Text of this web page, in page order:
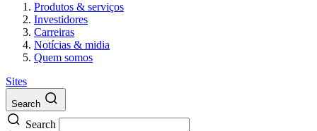
Produtos & serviços
Investidores
Carreiras
Notícias & midia
Quem somos
Sites
Search
Search